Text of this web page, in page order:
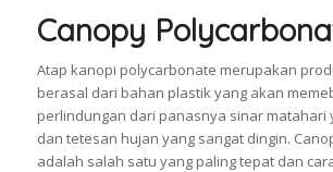
Canopy
Atap kanopi polycarbonate merupakan
berasal dari bahan plastik yang akan
perlindungan dari panasnya sinar matahari
dan tetesan hujan yang sangat dingin.
adalah salah satu yang paling tepat dan